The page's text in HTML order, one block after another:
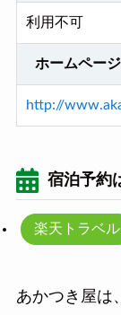
利用不可
ホームページ
http://
宿泊予約
楽天トラベル
あかつき屋は